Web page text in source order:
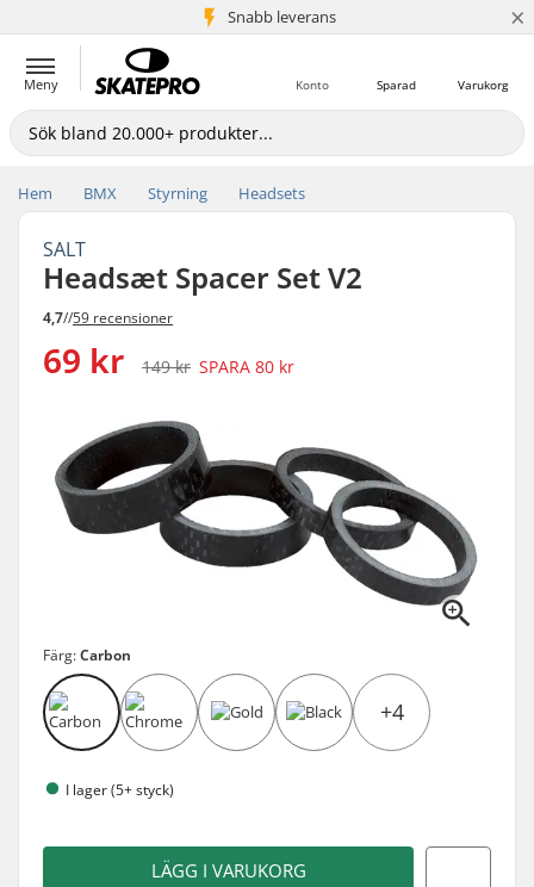
Snabb leverans
5+ milj. kunder ×
Meny Varukorg
Sparad
Konto
Hem BMX Styrning Headsets
SALT
Headsæt Spacer Set V2
4,7//59 recensioner
69 kr 149 kr SPARA 80 kr
Färg:Carbon
+4
I lager (5+ styck)
LÄGG I VARUKORG